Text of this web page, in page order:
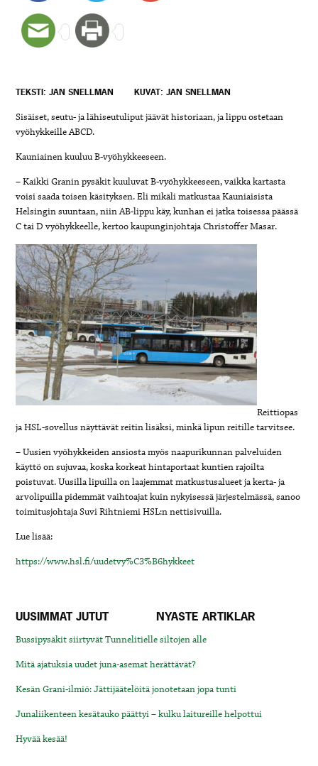
TEKSTI: JAN SNELLMAN KUVAT: JAN SNELLMAN
Sisäiset, seutu- ja lähiseutuliput jäävät historiaan, ja lippu ostetaan
vyöhykkeille ABCD.
Kauniainen kuuluu B-vyöhykkeeseen.
– Kaikki Granin pysäkit kuuluvat B-vyöhykkeeseen, vaikka kartasta
voisi saada toisen käsityksen. Eli mikäli matkustaa Kauniaisista
Helsingin suuntaan, niin AB-lippu käy, kunhan ei jatka toisessa päässä
C tai D vyöhykkeelle, kertoo kaupunginjohtaja Christoffer Masar.
Reittiopas
ja HSL-sovellus näyttävät reitin lisäksi, minkä lipun reitille tarvitsee.
– Uusien vyöhykkeiden ansiosta myös naapurikunnan palveluiden
käyttö on sujuvaa, koska korkeat hintaportaat kuntien rajoilta
poistuvat. Uusilla lipuilla on laajemmat matkustusalueet ja kerta- ja
arvolipuilla pidemmät vaihtoajat kuin nykyisessä järjestelmässä, sanoo
toimitusjohtaja Suvi Rihtniemi HSL:n nettisivuilla.
Lue lisää:
https://www.hsl.fi/uudetvy%C3%B6hykkeet
UUSIMMAT JUTUT NYASTE ARTIKLAR
Bussipysäkit siirtyvät Tunnelitielle siltojen alle
Mitä ajatuksia uudet juna-asemat herättävät?
Kesän Grani-ilmiö: Jättijäätelöitä jonotetaan jopa tunti
Junaliikenteen kesätauko päättyi – kulku laitureille helpottui
Hyvää kesää!